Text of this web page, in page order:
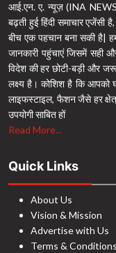
आई.एन. ए. न्यूज़ (INA
बढ़ती हुई हिंदी समाचार
बीच एक पहचान बना सकी है|
जानकारी पहुंचाएं जिसमें
विदेश की हर छोटी-बड़ी और
लक्ष्य है। कोशिश है कि आपको
लाइफस्टाइल, फैशन जैसे हर
उपयोगी साबित हों
Read More...
Quick Links
About Us
Vision & Mission
Advertise with Us
Terms & Conditions